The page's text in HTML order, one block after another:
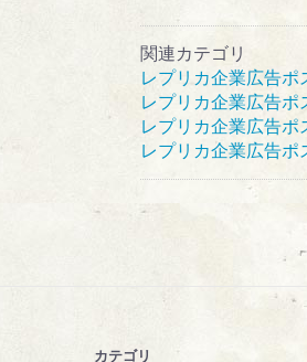
関連カテゴリ
レプリカ企業広告ポ
レプリカ企業広告ポ
レプリカ企業広告ポ
レプリカ企業広告ポ
カテゴリ